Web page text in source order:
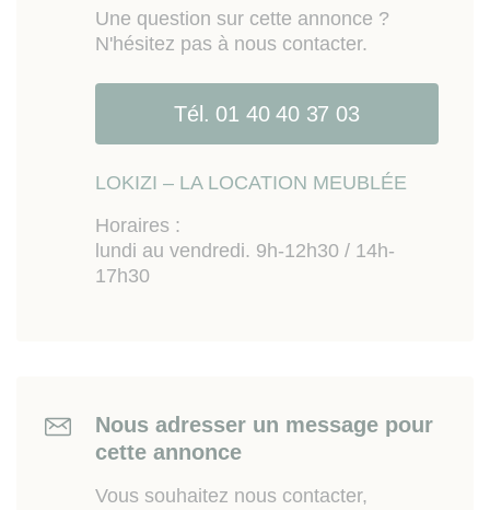
Marne), tous services et commerces (dont
supermarché accessible à pied), nombreux espaces
verts et rives aménagées du bord de Marne (parc et
pistes cyclables). Accès à l'autoroute A4 et A86.
Géorisqueswww.georisques.gouv.fr
Une question sur cette annonce ?
N'hésitez pas à nous contacter.
Tél. 01 40 40 37 03
LOKIZI – LA LOCATION MEUBLÉE
Horaires :
lundi au vendredi. 9h-12h30 / 14h-
17h30
Nous adresser un message pour
cette annonce
Vous souhaitez nous contacter,